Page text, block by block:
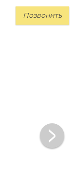
Позвонить